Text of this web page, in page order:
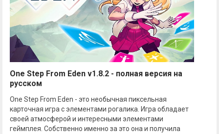
One Step From Eden v1.8.2 - полная версия на
русском
One Step From Eden - это необычная пиксельная
карточная игра с элементами рогалика. Игра обладает
своей атмосферой и интересными элементами
геймплея. Собственно именно за это она и получила